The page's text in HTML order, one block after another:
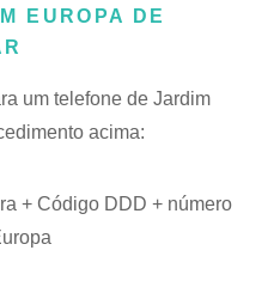
EUROPA DE
um telefone de Jardim
acima:
+ Código DDD + número